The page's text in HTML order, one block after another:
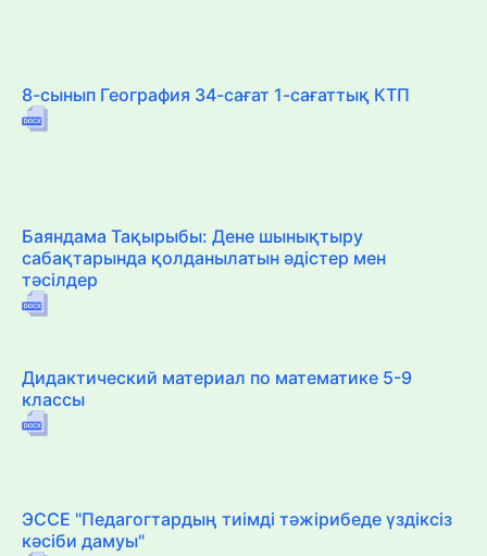
8-сынып География 34-сағат 1-сағаттық КТП
Баяндама Тақырыбы: Дене шынықтыру
сабақтарында қолданылатын әдістер мен
тәсілдер
Дидактический материал по математике 5-9
классы
ЭССЕ "Педагогтардың тиімді тәжірибеде үздіксіз
кәсіби дамуы"